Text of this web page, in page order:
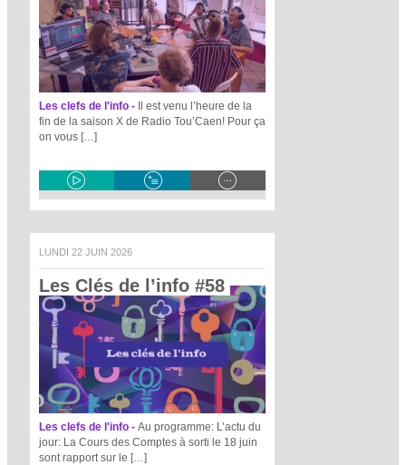
Les clefs de l'info -
Il est venu l’heure de la
fin de la saison X de Radio Tou’Caen! Pour ça
on vous […]
LUNDI 22 JUIN 2026
Les Clés de l’info #58
Les clefs de l'info - Au programme: L’actu du
jour: La Cours des Comptes à sorti le 18 juin
sont rapport sur le […]